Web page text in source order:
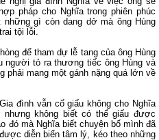
pháp cho Nghĩa trong phiên phúc
gì còn dang dở mà ông Hùng
tội lỗi.
để tham dự lễ tang của ông Hùng
người tỏ ra thương tiếc ông Hùng và
phải mang một gánh nặng quá lớn về
đình vẫn cố giấu không cho Nghĩa
nhưng không biết có thể giấu được
đó mà Nghĩa biết chuyện bố mình đã
diễn biến tâm lý, kéo theo những